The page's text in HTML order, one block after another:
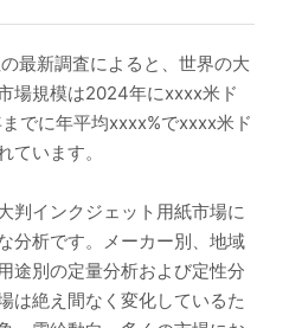
最新調査によると、世界の大
場規模は2024年にxxxx米ド
でに年平均xxxx%でxxxx米ド
ています。
判インクジェット用紙市場に
分析です。メーカー別、地域
途別の定量分析および定性分
は絶え間なく変化しているた